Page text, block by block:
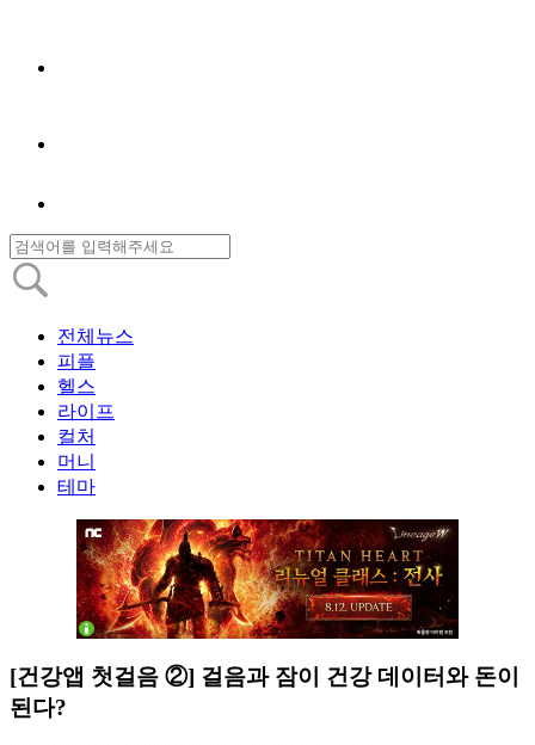
전체뉴스
피플
헬스
라이프
컬처
머니
테마
[건강앱 첫걸음 ②] 걸음과 잠이 건강 데이터와 돈이
된다?